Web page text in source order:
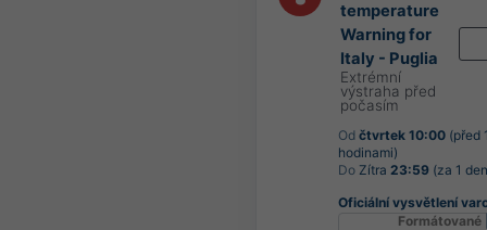
temperature
Warning for
Italy - Puglia
Extrémní
výstraha před
počasím
Od čtvrtek 10:00 (před
hodinami)
Do Zítra 23:59 (za 1
Oficiální vysvětlení
Formátované